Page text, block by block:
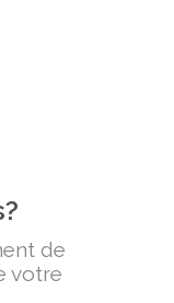
de
votre